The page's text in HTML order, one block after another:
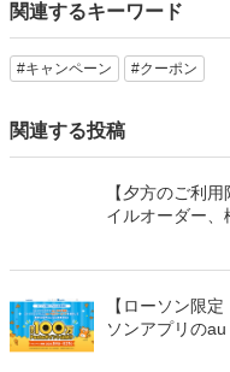
関連するキーワード
#キャンペーン #クーポン
関連する投稿
【夕方のご利
イルオーダー
【ローソン限
ソンアプリのau